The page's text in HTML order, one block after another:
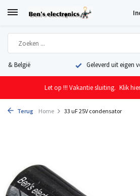
Geleverd uit eigen voorraad vanuit
Let op !!! Vakantie sluiting. Klik
Terug Home 33 uF 25V condensator